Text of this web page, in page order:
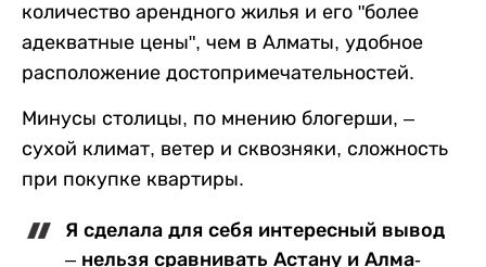
количество арендного жилья и его "более
адекватные цены", чем в Алматы, удобное
расположение достопримечательностей.
Минусы столицы, по мнению блогерши, –
сухой климат, ветер и сквозняки, сложность
при покупке квартиры.
Я сделала для себя интересный вывод
– нельзя сравнивать Астану и Алма-